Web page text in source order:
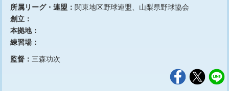
所属リーグ・連盟： 関東地区野球連盟、山梨県野球協会
創立：
本拠地：
練習場：
監督： 三森功次